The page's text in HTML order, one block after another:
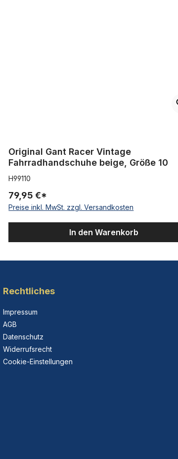
Original Gant Racer Vintage
Fahrradhandschuhe beige, Größe 10
H99110
79,95 €*
Preise inkl. MwSt. zzgl. Versandkosten
In den Warenkorb
Rechtliches
Impressum
AGB
Datenschutz
Widerrufsrecht
Cookie-Einstellungen